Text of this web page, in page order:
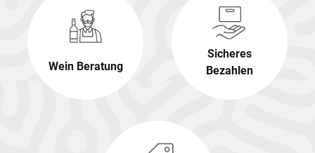
Wein Beratung
Sicheres
Bezahlen